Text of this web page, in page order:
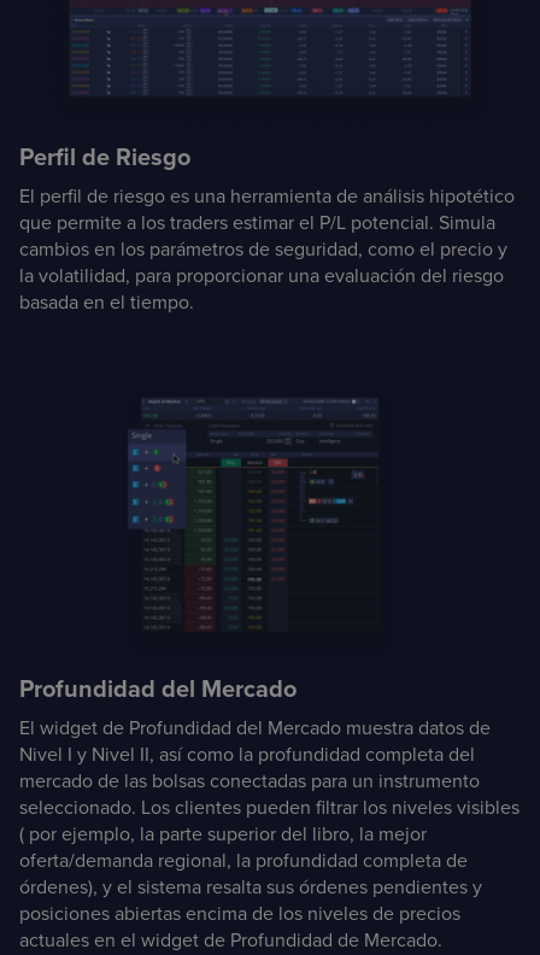
Perfil de Riesgo
El perfil de riesgo es una herramienta de análisis hipotético
que permite a los traders estimar el P/L potencial. Simula
cambios en los parámetros de seguridad, como el precio y
la volatilidad, para proporcionar una evaluación del riesgo
basada en el tiempo.
Profundidad del Mercado
El widget de Profundidad del Mercado muestra datos de
Nivel I y Nivel II, así como la profundidad completa del
mercado de las bolsas conectadas para un instrumento
seleccionado. Los clientes pueden filtrar los niveles visibles
( por ejemplo, la parte superior del libro, la mejor
oferta/demanda regional, la profundidad completa de
órdenes), y el sistema resalta sus órdenes pendientes y
posiciones abiertas encima de los niveles de precios
actuales en el widget de Profundidad de Mercado.